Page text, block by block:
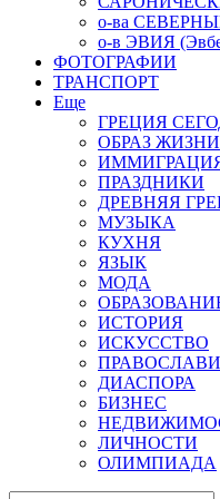
о-ва
о-в ЭВИЯ
ФОТОГРАФИИ
ТРАНСПОРТ
Еще
ГРЕЦИЯ
ОБРАЗ ЖИЗНИ
ПРАЗДНИКИ
ДРЕВНЯЯ
МУЗЫКА
КУХНЯ
ЯЗЫК
МОДА
ИСТОРИЯ
ИСКУССТВО
ДИАСПОРА
БИЗНЕС
ЛИЧНОСТИ
ОЛИМПИАДА